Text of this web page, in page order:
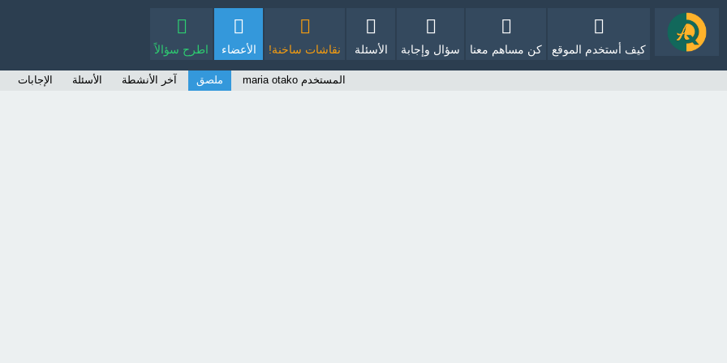
كيف أستخدم الموقع كن مساهم معنا سؤال وإجابة الأسئلة نقاشات ساخنة! الأعضاء اطرح سؤالاً
المستخدم maria otako ملصق آخر الأنشطة الأسئلة الإجابات